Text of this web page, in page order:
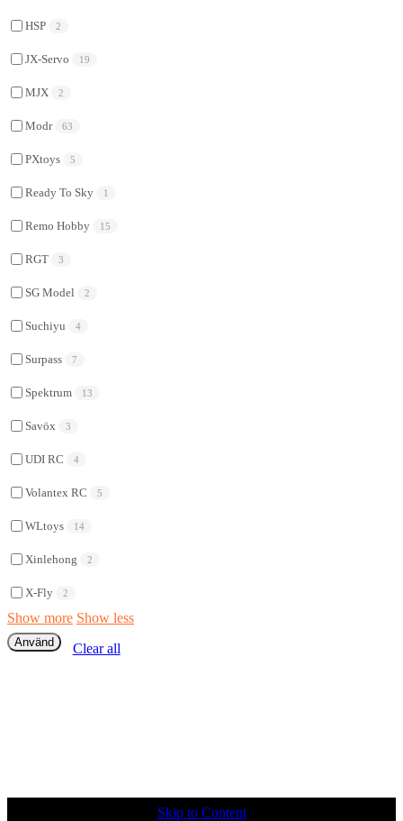
HSP 2
JX-Servo 19
MJX 2
Modr 63
PXtoys 5
Ready To Sky 1
Remo Hobby 15
RGT 3
SG Model 2
Suchiyu 4
Surpass 7
Spektrum 13
Savöx 3
UDI RC 4
Volantex RC 5
WLtoys 14
Xinlehong 2
X-Fly 2
Show more Show less
Använd Clear all
Skip to Content